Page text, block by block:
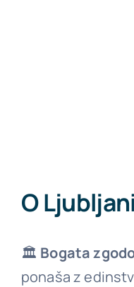
O Ljubljani
🏛 Bogata
ponaša z